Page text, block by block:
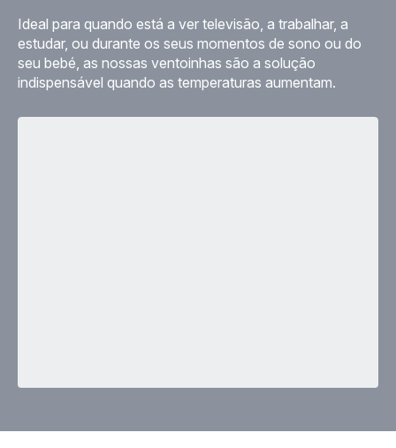
Ideal para quando está a ver televisão, a trabalhar, a
estudar, ou durante os seus momentos de sono ou do
seu bebé, as nossas ventoinhas são a solução
indispensável quando as temperaturas aumentam.